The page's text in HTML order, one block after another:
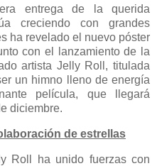
entrega de la querida
creciendo con grandes
ha revelado el nuevo póster
con el lanzamiento de la
artista Jelly Roll, titulada
un himno lleno de energía
película, que llegará
diciembre.
de estrellas
Roll ha unido fuerzas con